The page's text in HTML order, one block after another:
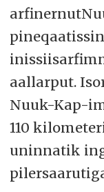
aallarput.
Nuuk-Kap-
110
uninnatik